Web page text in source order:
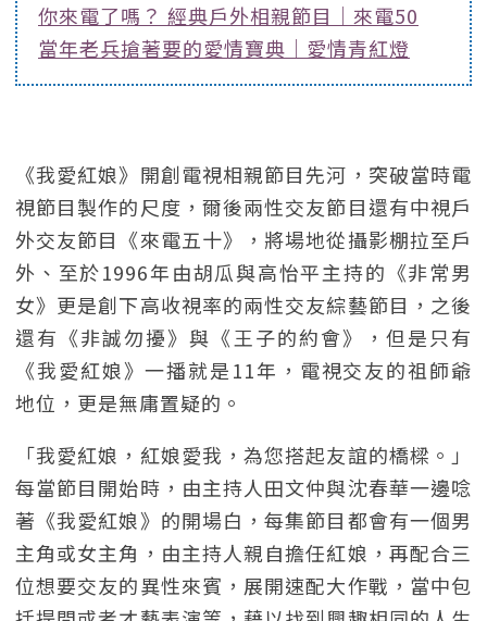
你來電了嗎？ 經典戶外相親節目｜來電50
當年老兵搶著要的愛情寶典｜愛情青紅燈
《我愛紅娘》開創電視相親節目先河，突破當時電
視節目製作的尺度，爾後兩性交友節目還有中視戶
外交友節目《來電五十》，將場地從攝影棚拉至戶
外、至於1996年由胡瓜與高怡平主持的《非常男
女》更是創下高收視率的兩性交友綜藝節目，之後
還有《非誠勿擾》與《王子的約會》，但是只有
《我愛紅娘》一播就是11年，電視交友的祖師爺
地位，更是無庸置疑的。
「我愛紅娘，紅娘愛我，為您搭起友誼的橋樑。」
每當節目開始時，由主持人田文仲與沈春華一邊唸
著《我愛紅娘》的開場白，每集節目都會有一個男
主角或女主角，由主持人親自擔任紅娘，再配合三
位想要交友的異性來賓，展開速配大作戰，當中包